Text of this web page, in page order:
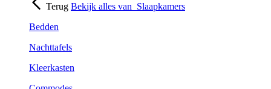
Terug Bekijk alles van Slaapkamers
Bedden
Nachttafels
Kleerkasten